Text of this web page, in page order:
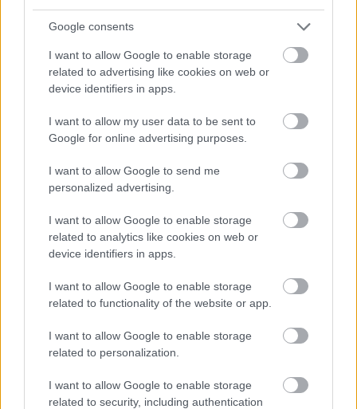
Google consents
I want to allow Google to enable storage
related to advertising like cookies on web or
device identifiers in apps.
I want to allow my user data to be sent to
Google for online advertising purposes.
I want to allow Google to send me
personalized advertising.
I want to allow Google to enable storage
related to analytics like cookies on web or
device identifiers in apps.
I want to allow Google to enable storage
related to functionality of the website or app.
I want to allow Google to enable storage
related to personalization.
I want to allow Google to enable storage
related to security, including authentication
Uniós források: íme a teendők, amelyek a
ELEMZÉSEK 2026. júl. 20.